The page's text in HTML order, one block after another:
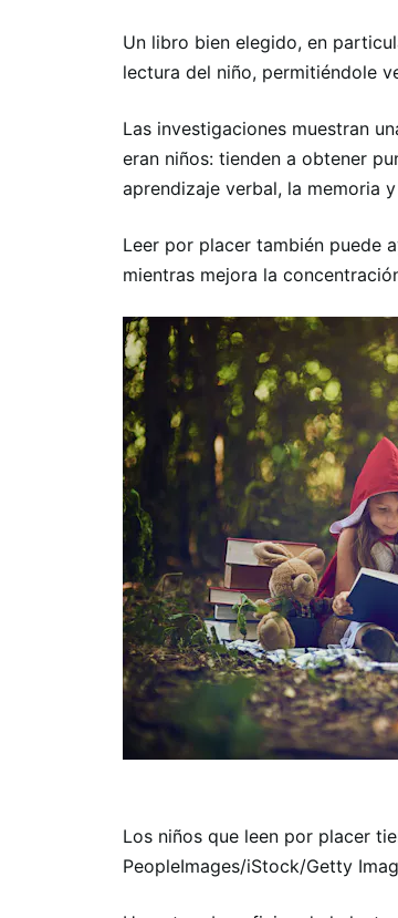
Un libro bien elegido, en
lectura del niño, permitiéndole
Las investigaciones muestran
eran niños: tienden a obtener
aprendizaje verbal, la memoria
Leer por placer también puede
mientras mejora la
Los niños que leen por placer
PeopleImages/iStock/Getty